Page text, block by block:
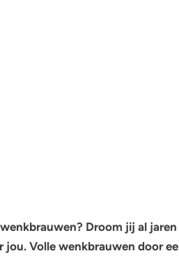
Droom jij al
Volle wenkbrauwen door